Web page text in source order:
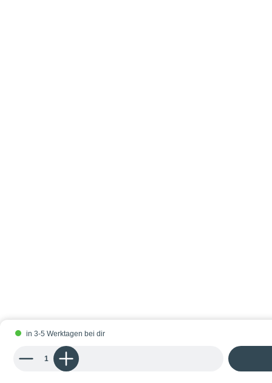
Produkt Anzahl: Gib den gewünschten Wert ein oder benutze die
in 3-5 Werktagen bei dir